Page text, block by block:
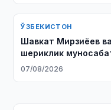
ЎЗБЕКИСТОН
Шавкат Мирзиёев
шериклик
масалаларини
07/08/2026